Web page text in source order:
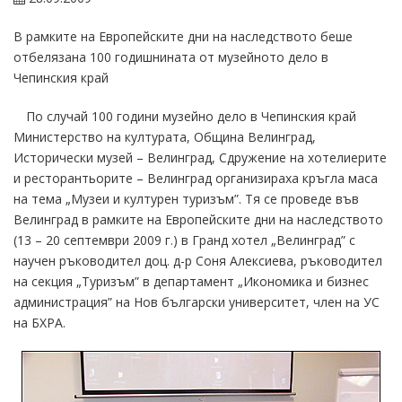
В рамките на Европейските дни на наследството беше
отбелязана 100 годишнината от музейното дело в
Чепинския край
По случай 100 години музейно дело в Чепинския край
Министерство на културата, Община Велинград,
Исторически музей – Велинград, Сдружение на хотелиерите
и ресторантьорите – Велинград организираха кръгла маса
на тема „Музеи и културен туризъм”. Тя се проведе във
Велинград в рамките на Европейските дни на наследството
(13 – 20 септември 2009 г.) в Гранд хотел „Велинград” с
научен ръководител доц. д-р Соня Алексиева, ръководител
на секция „Туризъм” в департамент „Икономика и бизнес
администрация” на Нов български университет, член на УС
на БХРА.